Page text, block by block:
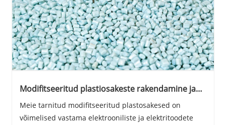
Modifitseeritud plastiosakeste rakendamine ja
Meie tarnitud modifitseeritud plastosakesed on
võimelised vastama elektrooniliste ja elektritoodete